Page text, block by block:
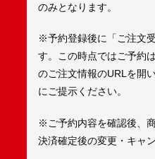
のみとなります。
※予約登録後に「ご注文
す。この時点ではご予約
のご注文情報のURLを開
にご提示ください。
※ご予約内容を確認後、
決済確定後の変更・キャ